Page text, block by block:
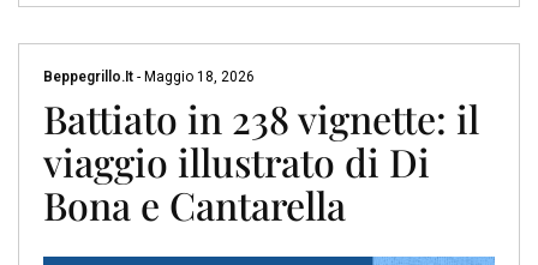
Beppegrillo.it - Maggio 18, 2026
Battiato in 238 vignette: il
viaggio illustrato di Di
Bona e Cantarella